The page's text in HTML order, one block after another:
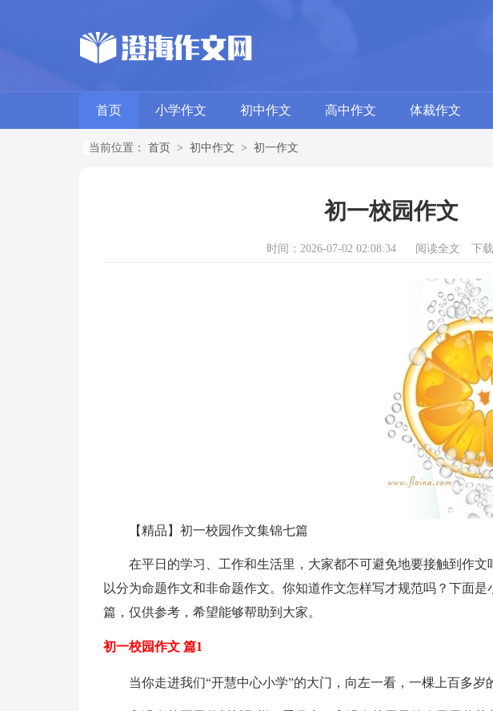
首页 小学作文 初中作文 高中作文 体裁作文
当前位置： 首页 > 初中作文 > 初一作文
初一校园作文
时间：2026-07-02 02:08:34 阅读全文 下
【精品】初一校园作文集锦七篇
在平日的学习、工作和生活里，大家都不可避免地要接触到作
以分为命题作文和非命题作文。你知道作文怎样写才规范吗？下面
篇，仅供参考，希望能够帮助到大家。
初一校园作文 篇1
当你走进我们“开慧中心小学”的大门，向左一看，一棵上百多岁